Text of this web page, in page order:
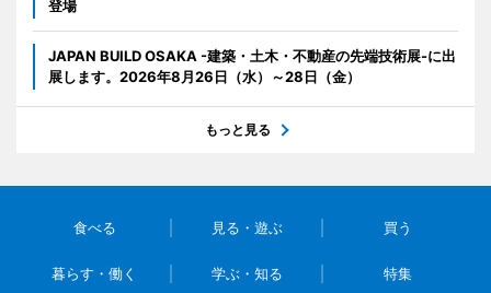
登場
JAPAN BUILD OSAKA -建築・土木・不動産の先端技術展-に出
展します。2026年8月26日（水）～28日（金）
もっと見る
食べる 見る・遊ぶ 買う
暮らす・働く 学ぶ・知る 特集